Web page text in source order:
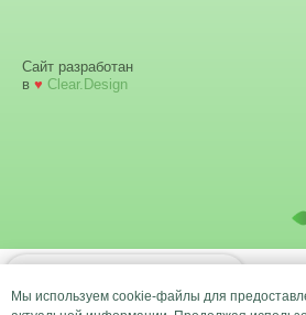
Сайт разработан
в ♥ Clear.Design
Мы используем cookie-файлы для
по дням